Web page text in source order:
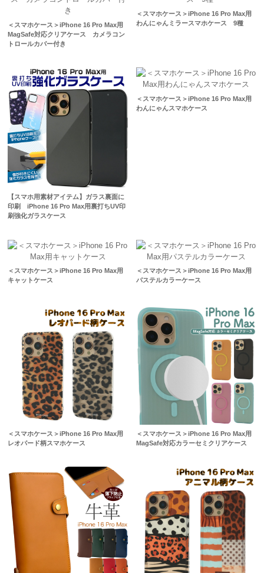
＜スマホケース＞iPhone 16 Pro Max用
MagSafe対応クリアケース カメラコン
トロールカバー付き
＜スマホケース＞iPhone 16 Pro Max用
わんにゃんミラースマホケース 9種
【スマホ用素材アイテム】ガラス裏面に
印刷 iPhone 16 Pro Max用裏打ちUV印
刷強化ガラスケース
＜スマホケース＞iPhone 16 Pro Max用
わんにゃんスマホケース
＜スマホケース＞iPhone 16 Pro Max用
キャットケース
＜スマホケース＞iPhone 16 Pro Max用
パステルカラーケース
＜スマホケース＞iPhone 16 Pro Max用
レオパード柄スマホケース
＜スマホケース＞iPhone 16 Pro Max用
MagSafe対応カラーセミクリアケース